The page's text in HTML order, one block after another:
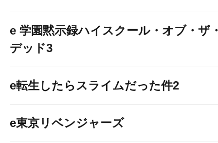
e 学園黙示録ハイスクール・オブ・ザ
デッド3
e転生したらスライムだった件2
e東京リベンジャーズ